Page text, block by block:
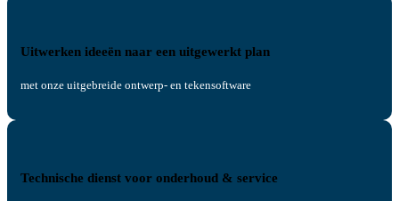
Uitwerken ideeën naar een uitgewerkt plan
met onze uitgebreide ontwerp- en tekensoftware
Technische dienst voor onderhoud & service